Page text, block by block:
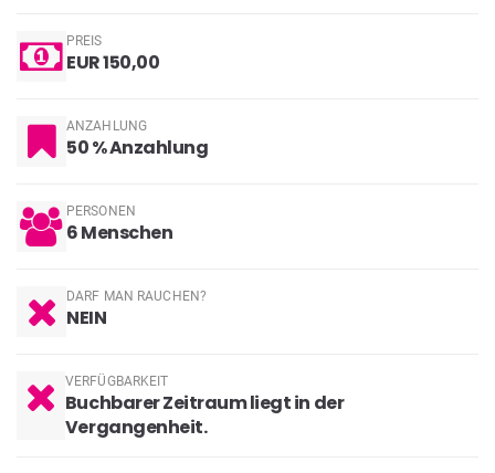
PREIS
EUR 150,00
ANZAHLUNG
50 % Anzahlung
PERSONEN
6Menschen
DARF MAN RAUCHEN?
NEIN
VERFÜGBARKEIT
Buchbarer Zeitraum liegt in der
Vergangenheit.